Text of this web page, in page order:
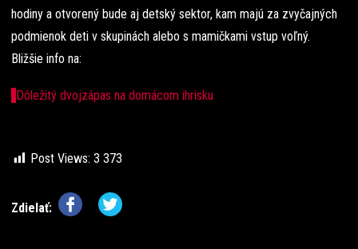
hodiny a otvorený bude aj detský sektor, kam majú za zvyčajných
podmienok deti v skupinách alebo s mamičkami vstup voľný.
Bližšie info na:
Dôležitý dvojzápas na domácom ihrisku
Post Views: 3 373
Zdielať: